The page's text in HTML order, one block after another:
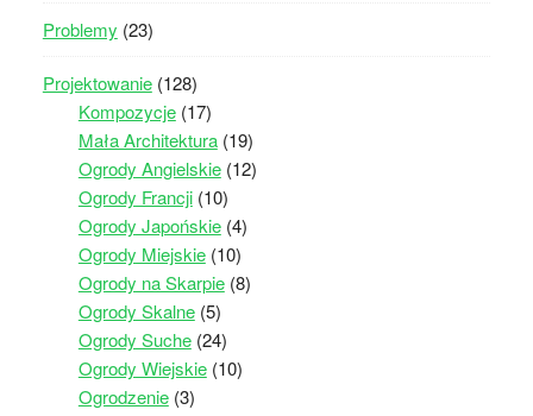
Problemy (23)
Projektowanie(128)
Kompozycje(17)
Mała Architektura(19)
Ogrody Angielskie(12)
Ogrody Francji(10)
Ogrody Japońskie(4)
Ogrody Miejskie(10)
Ogrody na Skarpie(8)
Ogrody Skalne(5)
Ogrody Suche(24)
Ogrody Wiejskie(10)
Ogrodzenie(3)